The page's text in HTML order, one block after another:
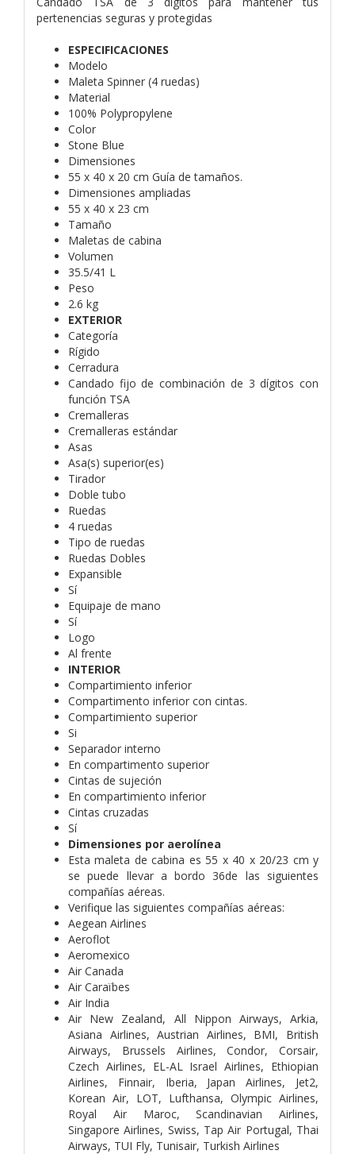
pertenencias seguras y protegidas
ESPECIFICACIONES
Modelo
Maleta Spinner (4 ruedas)
Material
100% Polypropylene
Color
Stone Blue
Dimensiones
55 x 40 x 20 cm Guía de tamaños.
Dimensiones ampliadas
55 x 40 x 23 cm
Tamaño
Maletas de cabina
Volumen
35.5/41 L
Peso
2.6 kg
EXTERIOR
Categoría
Rígido
Cerradura
Candado fijo de combinación de 3 dígitos con
función TSA
Cremalleras
Cremalleras estándar
Asas
Asa(s) superior(es)
Tirador
Doble tubo
Ruedas
4 ruedas
Tipo de ruedas
Ruedas Dobles
Expansible
Sí
Equipaje de mano
Sí
Logo
Al frente
INTERIOR
Compartimiento inferior
Compartimento inferior con cintas.
Compartimiento superior
Si
Separador interno
En compartimento superior
Cintas de sujeción
En compartimiento inferior
Cintas cruzadas
Sí
Dimensiones por aerolínea
Esta maleta de cabina es 55 x 40 x 20/23 cm y
se puede llevar a bordo 36de las siguientes
compañías aéreas.
Verifique las siguientes compañías aéreas:
Aegean Airlines
Aeroflot
Aeromexico
Air Canada
Air Caraïbes
Air India
Air New Zealand, All Nippon Airways, Arkia,
Asiana Airlines, Austrian Airlines, BMI, British
Airways, Brussels Airlines, Condor, Corsair,
Czech Airlines, EL-AL Israel Airlines, Ethiopian
Airlines, Finnair, Iberia, Japan Airlines, Jet2,
Korean Air, LOT, Lufthansa, Olympic Airlines,
Royal Air Maroc, Scandinavian Airlines,
Singapore Airlines, Swiss, Tap Air Portugal, Thai
Airways, TUI Fly, Tunisair, Turkish Airlines